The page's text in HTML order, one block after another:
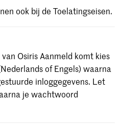
ook bij de Toelatingseisen.
Osiris Aanmeld komt kies
of Engels) waarna
inloggegevens. Let
je wachtwoord